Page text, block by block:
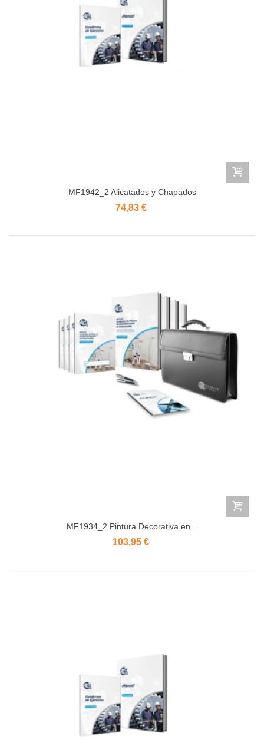
MF1942_2 Alicatados y Chapados
74,83 €
MF1934_2 Pintura Decorativa en...
103,95 €